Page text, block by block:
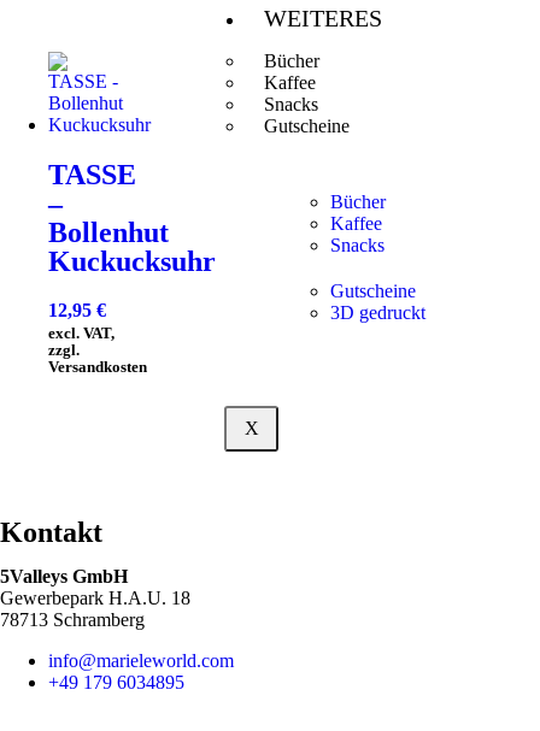
WEITERES
Bücher
Kaffee
Snacks
Gutscheine
Bücher
Kaffee
Snacks
Gutscheine
3D gedruckt
X
TASSE
–
Bollenhut
Kuckucksuhr
12,95 €
excl. VAT,
zzgl.
Versandkosten
Kontakt
5Valleys GmbH
Gewerbepark H.A.U. 18
78713 Schramberg
info@marieleworld.com
+49 179 6034895